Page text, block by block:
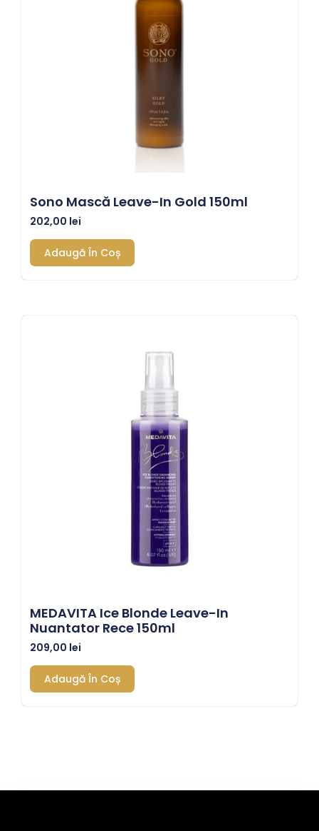
Sono Mască Leave-In Gold 150ml
202,00 lei
Adaugă În Coș
MEDAVITA Ice Blonde Leave-In
Nuantator Rece 150ml
209,00 lei
Adaugă În Coș